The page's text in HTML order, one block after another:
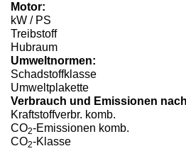
Motor:
kW / PS
Treibstoff
Hubraum
Umweltnormen:
Schadstoffklasse
Umweltplakette
Verbrauch und Emissionen
Kraftstoffverbr. komb.
CO2-Emissionen komb.
CO2-Klasse